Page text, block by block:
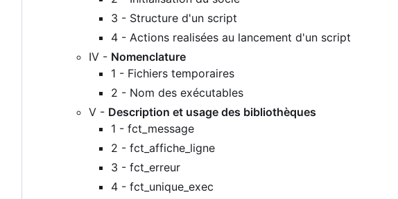
3 - Structure d'un script
4 - Actions realisées au lancement d'un script
IV - Nomenclature
1 - Fichiers temporaires
2 - Nom des exécutables
V - Description et usage des bibliothèques
1 - fct_message
2 - fct_affiche_ligne
3 - fct_erreur
4 - fct_unique_exec